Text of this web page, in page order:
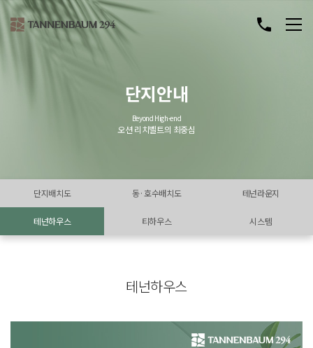
단지안내
Beyond High-end
오션 리치벨트의 최중심
단지배치도 동·호수배치도 테넌라운지
테넌하우스 티하우스 시스템
테넌하우스